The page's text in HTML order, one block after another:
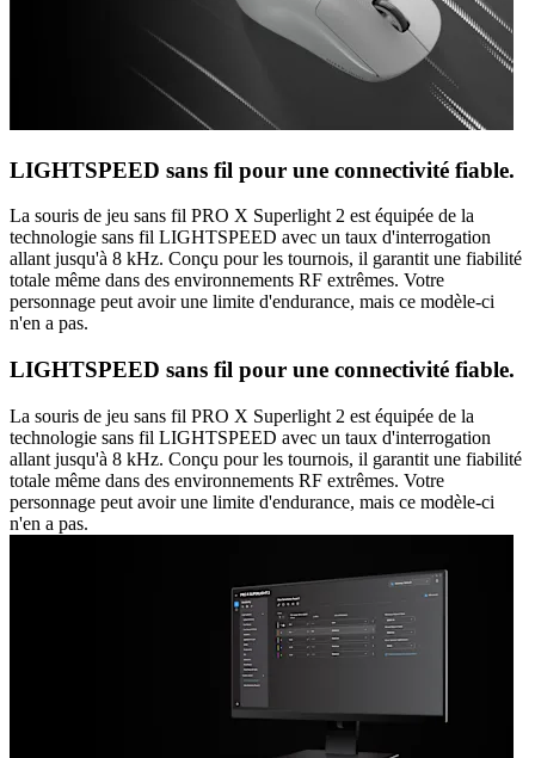
LIGHTSPEED sans fil pour une connectivité fiable.
La souris de jeu sans fil PRO X Superlight 2 est équipée de la
technologie sans fil LIGHTSPEED avec un taux d'interrogation
allant jusqu'à 8 kHz. Conçu pour les tournois, il garantit une fiabilité
totale même dans des environnements RF extrêmes. Votre
personnage peut avoir une limite d'endurance, mais ce modèle-ci
n'en a pas.
LIGHTSPEED sans fil pour une connectivité fiable.
La souris de jeu sans fil PRO X Superlight 2 est équipée de la
technologie sans fil LIGHTSPEED avec un taux d'interrogation
allant jusqu'à 8 kHz. Conçu pour les tournois, il garantit une fiabilité
totale même dans des environnements RF extrêmes. Votre
personnage peut avoir une limite d'endurance, mais ce modèle-ci
n'en a pas.